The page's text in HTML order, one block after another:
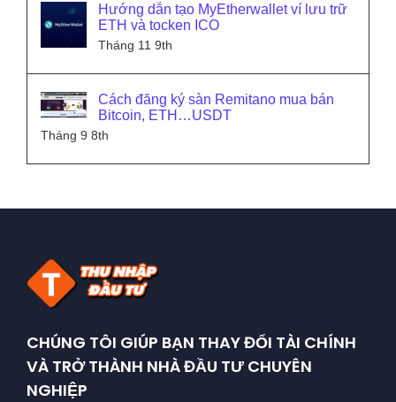
Hướng dẫn tạo MyEtherwallet ví lưu trữ
ETH và tocken ICO
Tháng 11 9th
Cách đăng ký sàn Remitano mua bán
Bitcoin, ETH…USDT
Tháng 9 8th
CHÚNG TÔI GIÚP BẠN THAY ĐỔI TÀI CHÍNH
VÀ TRỞ THÀNH NHÀ ĐẦU TƯ CHUYÊN
NGHIỆP